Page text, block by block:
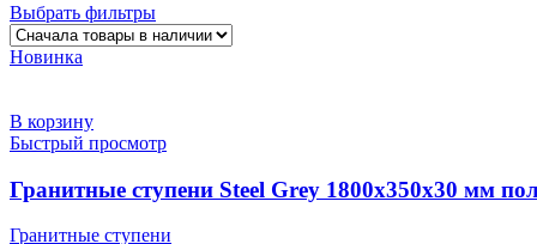
Выбрать фильтры
Новинка
В корзину
Быстрый просмотр
Гранитные ступени Steel Grey 1800x350x30 мм
Гранитные ступени